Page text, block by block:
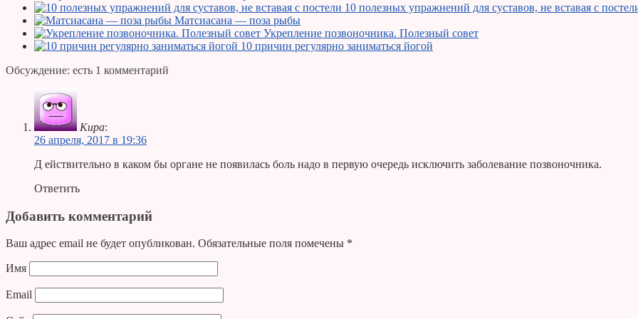
10 полезных упражнений для суставов, не вставая с
Матсиасана — поза рыбы
Укрепление позвоночника. Полезный совет
10 причин регулярно заниматься йогой
Обсуждение: есть 1 комментарий
Кира:
26 апреля, 2017 в 19:36
Д ействительно в каком бы органе не появилась боль надо в первую очередь исключить заболевание позвоночника.
Ответить
Добавить комментарий
Ваш адрес email не будет опубликован. Обязательные поля помечены *
Имя
Email